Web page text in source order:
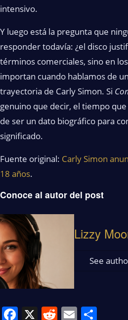
intensivo.
Y luego está la pregunta que
responder todavía: ¿el disco
términos comerciales, sino en
importan cuando hablamos de
trayectoria de Carly Simon. Si
genuino que decir, el tiempo
de ser un dato biográfico para
significado.
Fuente original: Carly Simon
18 años.
Conoce al autor del post
Lizzy
See
Facebook
X Reddit
Email